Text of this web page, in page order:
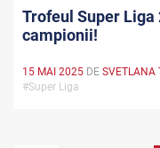
Trofeul Super
campionii!
15 MAI 2025 DE SVETLANA
#Super Liga